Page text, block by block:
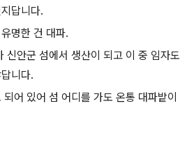
답니다.
명한 건 대파.
신안군 섬에서 생산이 되고 이 중 임자도
니다.
어 있어 섬 어디를 가도 온통 대파밭이